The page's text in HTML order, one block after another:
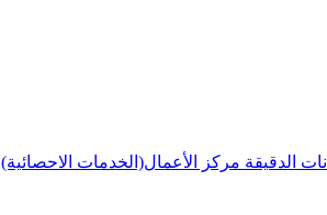
الدقيقة مركز الأعمال(الخدمات الاحصائية)